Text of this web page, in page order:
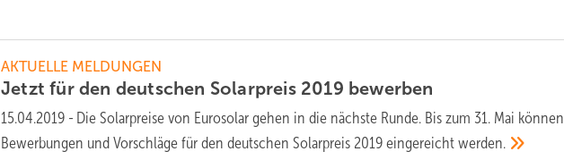
AKTUELLE MELDUNGEN
Jetzt für den deutschen Solarpreis 2019 bewerben
15.04.2019 - Die Solarpreise von Eurosolar gehen in die nächste Runde. Bis zum 31. Mai können
Bewerbungen und Vorschläge für den deutschen Solarpreis 2019 eingereichtwerden.